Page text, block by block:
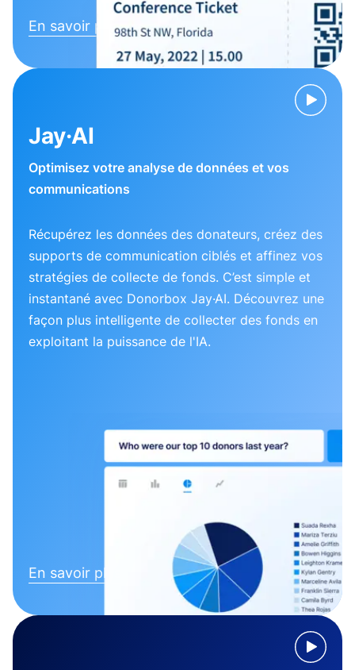
En savoir plus
Jay·AI
Optimisez votre analyse de données et vos
communications
Récupérez les données des donateurs, créez des
supports de communication ciblés et affinez vos
stratégies de collecte de fonds. C’est simple et
instantané avec Donorbox Jay·AI. Découvrez une
façon plus intelligente de collecter des fonds en
exploitant la puissance de l'IA.
En savoir plus